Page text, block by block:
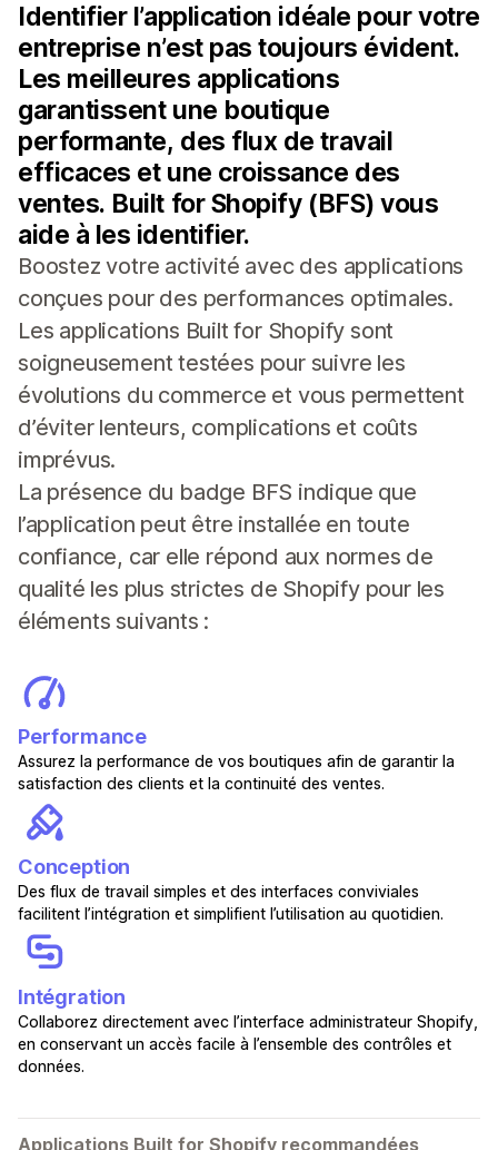
Identifier l’application idéale pour votre
entreprise n’est pas toujours évident.
Les meilleures applications
garantissent une boutique
performante, des flux de travail
efficaces et une croissance des
ventes. Built for Shopify (BFS) vous
aide à les identifier.
Boostez votre activité avec des applications
conçues pour des performances optimales.
Les applications Built for Shopify sont
soigneusement testées pour suivre les
évolutions du commerce et vous permettent
d’éviter lenteurs, complications et coûts
imprévus.
La présence du badge BFS indique que
l’application peut être installée en toute
confiance, car elle répond aux normes de
qualité les plus strictes de Shopify pour les
éléments suivants :
Performance
Assurez la performance de vos boutiques afin de garantir la
satisfaction des clients et la continuité des ventes.
Conception
Des flux de travail simples et des interfaces conviviales
facilitent l’intégration et simplifient l’utilisation au quotidien.
Intégration
Collaborez directement avec l’interface administrateur Shopify,
en conservant un accès facile à l’ensemble des contrôles et
données.
Applications Built for Shopify recommandées